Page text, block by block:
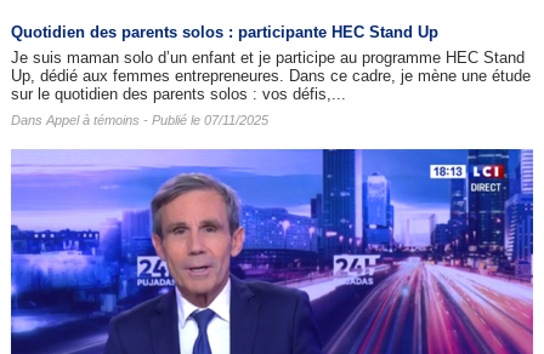
Quotidien des parents solos : participante HEC Stand Up
Je suis maman solo d’un enfant et je participe au programme HEC Stand
Up, dédié aux femmes entrepreneures. Dans ce cadre, je mène une étude
sur le quotidien des parents solos : vos défis,...
Dans Appel à témoins - Publié le 07/11/2025